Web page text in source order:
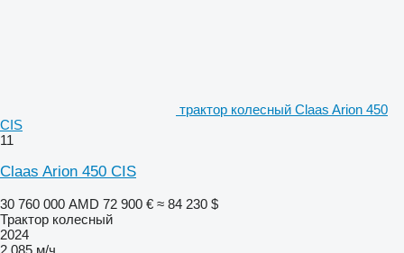
трактор колесный Claas Arion 450
CIS
11
Claas Arion 450 CIS
30 760 000 AMD 72 900 € ≈ 84 230 $
Трактор колесный
2024
2 085 м/ч